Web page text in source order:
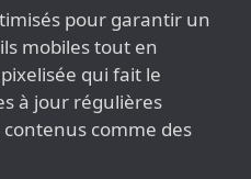
pour garantir un
mobiles tout en
qui fait le
à jour régulières
comme des